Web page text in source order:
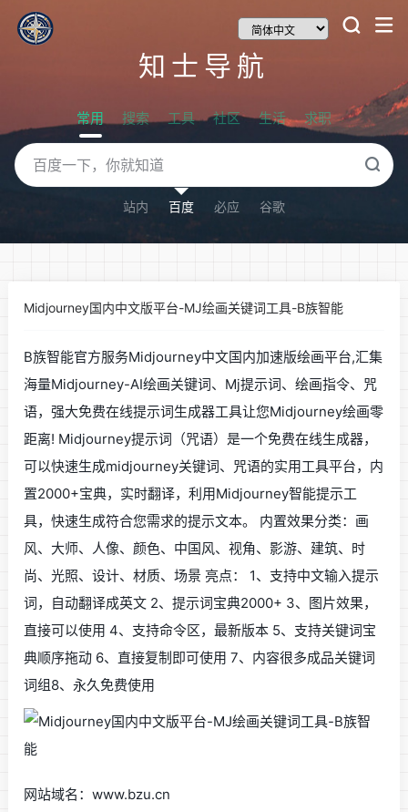
知士导航
常用 搜索 工具 社区 生活 求职
站内 百度 必应 谷歌
Midjourney国内中文版平台-MJ绘画关键词工具-B族智能
B族智能官方服务Midjourney中文国内加速版绘画平台,汇集
海量Midjourney-AI绘画关键词、Mj提示词、绘画指令、咒
语，强大免费在线提示词生成器工具让您Midjourney绘画零
距离! Midjourney提示词（咒语）是一个免费在线生成器，
可以快速生成midjourney关键词、咒语的实用工具平台，内
置2000+宝典，实时翻译，利用Midjourney智能提示工
具，快速生成符合您需求的提示文本。 内置效果分类：画
风、大师、人像、颜色、中国风、视角、影游、建筑、时
尚、光照、设计、材质、场景 亮点： 1、支持中文输入提示
词，自动翻译成英文 2、提示词宝典2000+ 3、图片效果，
直接可以使用 4、支持命令区，最新版本 5、支持关键词宝
典顺序拖动 6、直接复制即可使用 7、内容很多成品关键词
词组8、永久免费使用
网站域名：www.bzu.cn